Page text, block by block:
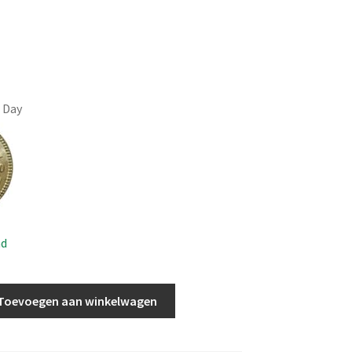
aan winkelwagen